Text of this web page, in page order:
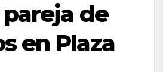
de
en Plaza